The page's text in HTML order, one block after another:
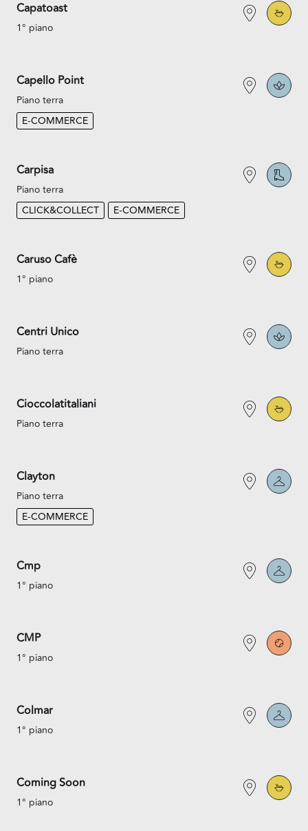
Capatoast
1° piano
Capello Point
Piano terra
E-COMMERCE
Carpisa
Piano terra
CLICK&COLLECT
E-COMMERCE
Caruso Cafè
1° piano
Centri Unico
Piano terra
Cioccolatitaliani
Piano terra
Clayton
Piano terra
E-COMMERCE
Cmp
1° piano
CMP
1° piano
Colmar
1° piano
Coming Soon
1° piano